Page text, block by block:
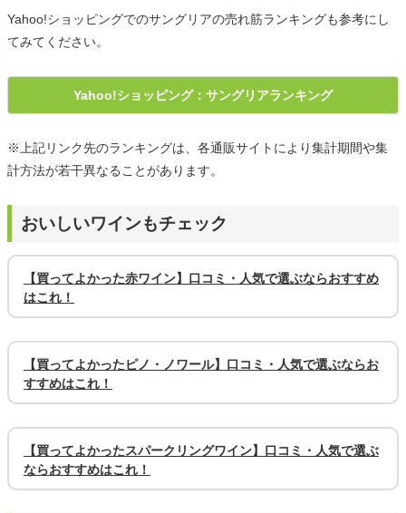
Yahoo!ショッピングでのサングリアの売れ筋ランキングも参考にし
てみてください。
Yahoo!ショッピング：サングリアランキング
※上記リンク先のランキングは、各通販サイトにより集計期間や集
計方法が若干異なることがあります。
おいしいワインもチェック
【買ってよかった赤ワイン】口コミ・人気で選ぶならおすすめ
はこれ！
【買ってよかったピノ・ノワール】口コミ・人気で選ぶならお
すすめはこれ！
【買ってよかったスパークリングワイン】口コミ・人気で選ぶ
ならおすすめはこれ！